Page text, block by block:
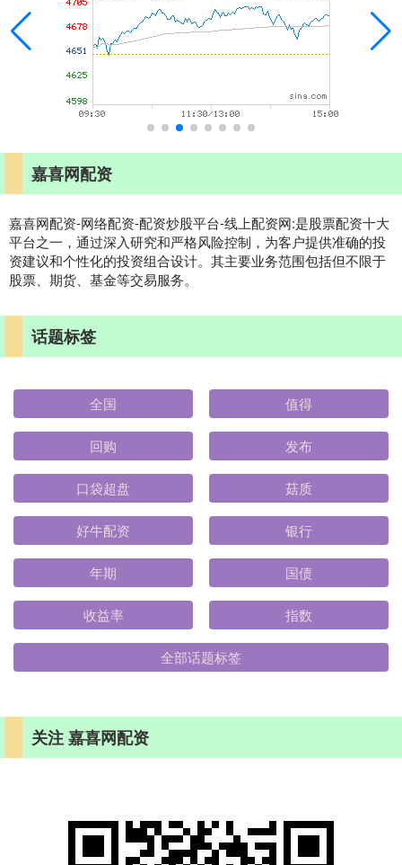
嘉喜网配资
嘉喜网配资-网络配资-配资炒股平台-线上配资网:是股票配资十大
平台之一，通过深入研究和严格风险控制，为客户提供准确的投
资建议和个性化的投资组合设计。其主要业务范围包括但不限于
股票、期货、基金等交易服务。
话题标签
全国 值得
回购 发布
口袋超盘 菇质
好牛配资 银行
年期 国债
收益率 指数
全部话题标签
关注 嘉喜网配资